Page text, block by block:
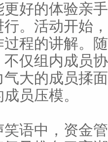
的体验亲手
。活动开始
程的讲解。
仅组内成员
大的成员揉
员压模。
中，资金管